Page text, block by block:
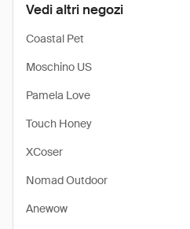
Vedi altri negozi
Coastal Pet
Moschino US
Pamela Love
Touch Honey
XCoser
Nomad Outdoor
Anewow